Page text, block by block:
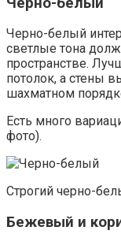
Черно-белый
светлые тона
пространстве.
потолок, а стены
шахматном
Есть много
фото).
Строгий черно-
Бежевый и